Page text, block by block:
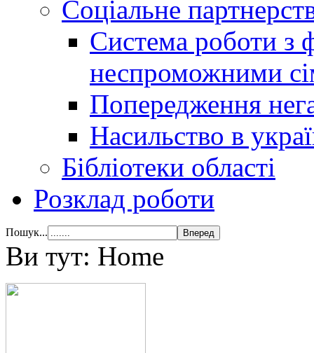
Соціальне
Система роботи з
неспроможними
Попередження
Насильство в
Бібліотеки області
Розклад роботи
Пошук...
Ви тут: Home